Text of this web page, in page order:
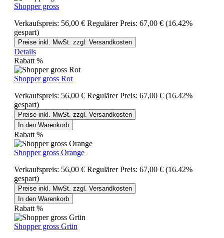
Shopper gross
Verkaufspreis: 56,00 € Regulärer Preis: 67,00 € (16.42%
gespart)
Preise inkl. MwSt. zzgl. Versandkosten
Details
Rabatt %
Shopper gross Rot
Verkaufspreis: 56,00 € Regulärer Preis: 67,00 € (16.42%
gespart)
Preise inkl. MwSt. zzgl. Versandkosten
In den Warenkorb
Rabatt %
Shopper gross Orange
Verkaufspreis: 56,00 € Regulärer Preis: 67,00 € (16.42%
gespart)
Preise inkl. MwSt. zzgl. Versandkosten
In den Warenkorb
Rabatt %
Shopper gross Grün